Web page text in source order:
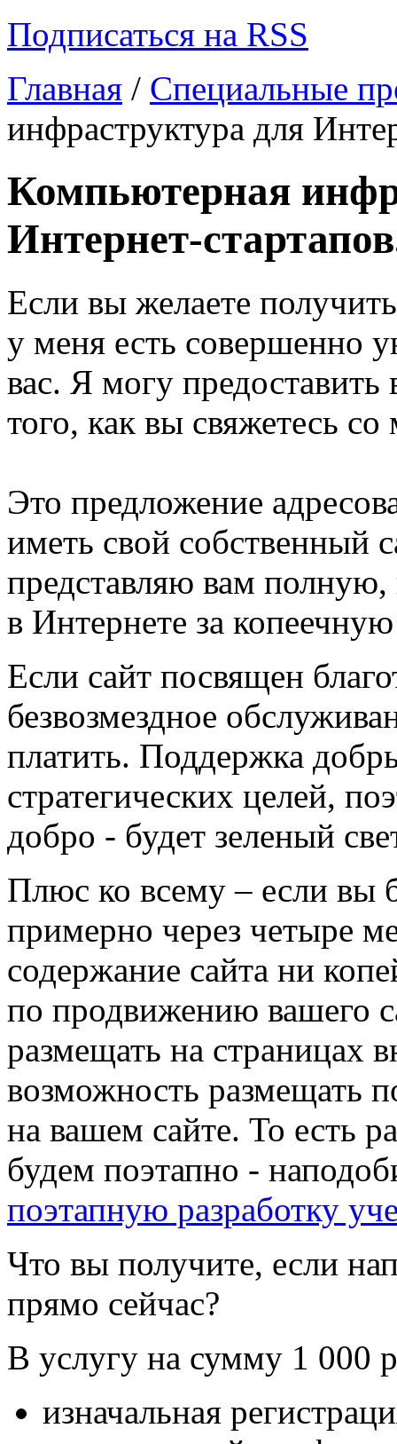
Подписаться на RSS
Главная / Специальные
инфраструктура для
Компьютерная
Интернет-
Если вы желаете
у меня есть совершенно
вас. Я могу предоставить
того, как вы свяжетесь
Это предложение
иметь свой собственный
представляю вам
в Интернете за
Если сайт посвящен
безвозмездное
платить. Поддержка
стратегических целей,
добро - будет зеленый
Плюс ко всему – если вы
примерно через четыре
содержание сайта ни
по продвижению вашего
размещать на страницах
возможность размещать
на вашем сайте. То есть
будем поэтапно -
поэтапную разработку
Что вы получите, если
прямо сейчас?
В услугу на сумму 1 000
изначальная